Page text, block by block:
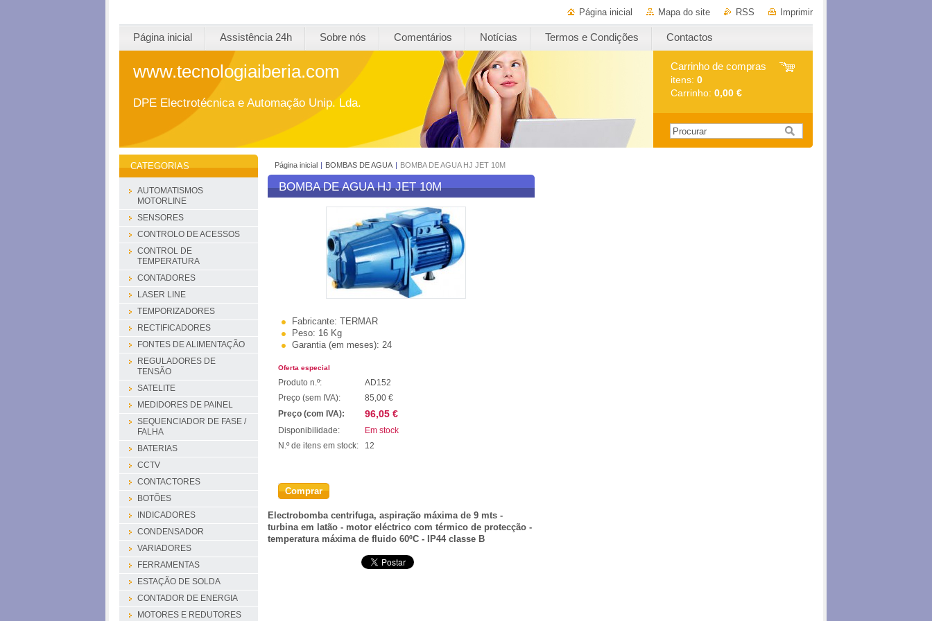
Página inicial Mapa do site RSS Imprimir
Página inicial Assistência 24h Sobre nós Comentários Notícias Termos e Condições Contactos
www.tecnologiaiberia.com
DPE Electrotécnica e Automação Unip. Lda.
Carrinho de compras
itens: 0
Carrinho: 0,00 €
Página inicial | BOMBAS DE AGUA | BOMBA DE AGUA HJ JET 10M
BOMBA DE AGUA HJ JET 10M
Fabricante: TERMAR
Peso: 16 Kg
Garantia (em meses): 24
Oferta especial
Produto n.º:
AD152
Preço (sem IVA):
85,00 €
Preço (com IVA):
96,05 €
Disponibilidade:
Em stock
N.º de itens em stock:
12
Comprar
Electrobomba centrifuga, aspiração máxima de 9 mts -
turbina em latão - motor eléctrico com térmico de protecção -
temperatura máxima de fluido 60ºC - IP44 classe B
CATEGORIAS
AUTOMATISMOS
MOTORLINE
SENSORES
CONTROLO DE ACESSOS
CONTROL DE
TEMPERATURA
CONTADORES
LASER LINE
TEMPORIZADORES
RECTIFICADORES
FONTES DE ALIMENTAÇÃO
REGULADORES DE
TENSÃO
SATELITE
MEDIDORES DE PAINEL
SEQUENCIADOR DE FASE /
FALHA
BATERIAS
CCTV
CONTACTORES
BOTÕES
INDICADORES
CONDENSADOR
VARIADORES
FERRAMENTAS
ESTAÇÃO DE SOLDA
CONTADOR DE ENERGIA
MOTORES E REDUTORES